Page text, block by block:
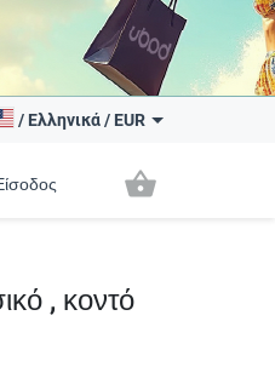
/ Ελληνικά/ EUR
shopping_basket
, κοντό